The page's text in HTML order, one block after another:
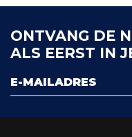
ONTVANG DE
ALS EERST IN